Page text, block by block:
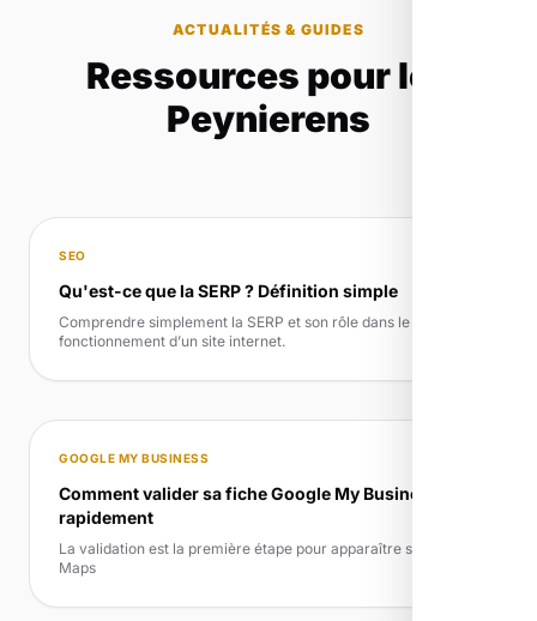
ACTUALITÉS & GUIDES
Ressources pour les
Peynierens
SEO
Qu'est-ce que la SERP ? Définition simple
Comprendre simplement la SERP et son rôle dans le
fonctionnement d’un site internet.
GOOGLE MY BUSINESS
Comment valider sa fiche Google My Business
rapidement
La validation est la première étape pour apparaître sur Google
Maps